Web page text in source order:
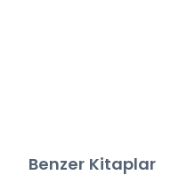
Benzer Kitaplar